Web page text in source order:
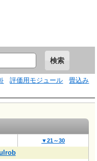
評価用モジュール
畳込み
▼21～30